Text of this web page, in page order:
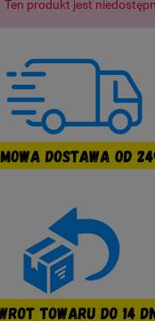
Ten produkt jest